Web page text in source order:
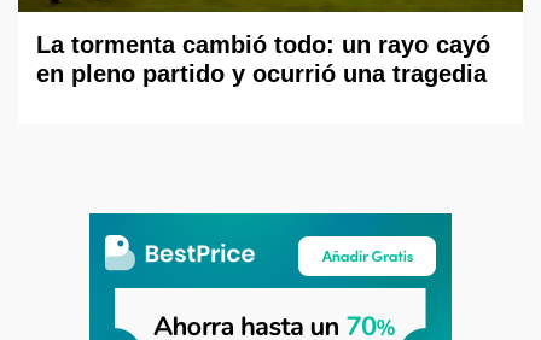
La tormenta cambió todo: un rayo cayó
en pleno partido y ocurrió una tragedia